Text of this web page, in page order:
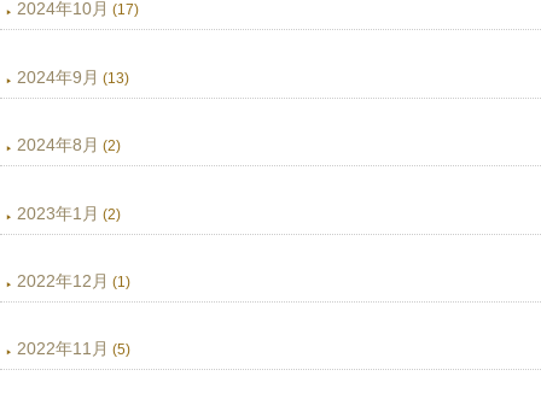
2024年10月 (17)
2024年9月 (13)
2024年8月 (2)
2023年1月 (2)
2022年12月 (1)
2022年11月 (5)